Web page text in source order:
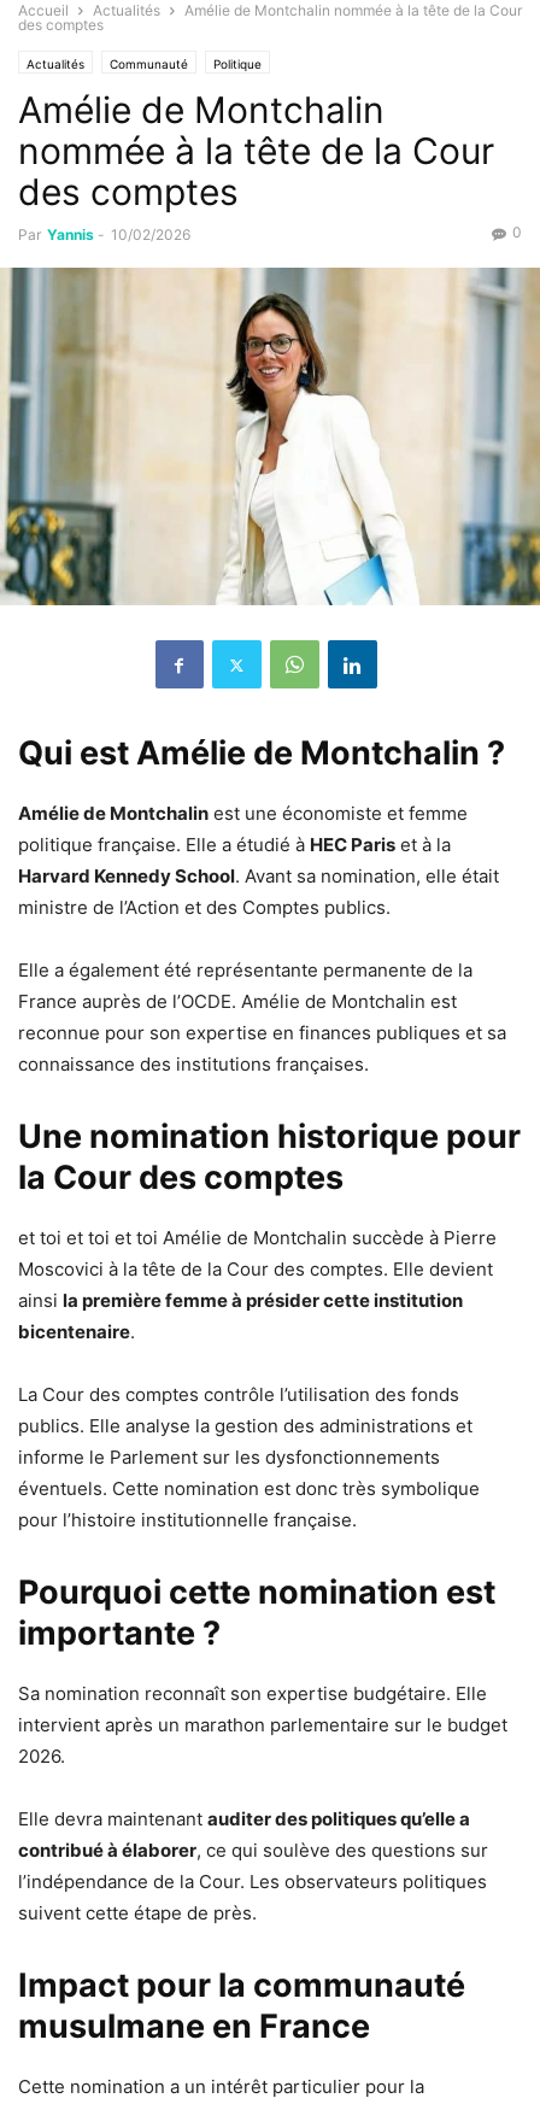
Accueil Actualités
Amélie de Montchalin nommée à la tête de la Cour
des comptes
Actualités Communauté Politique
Amélie de Montchalin
nommée à la tête de la Cour
des comptes
Par Yannis - 10/02/2026 0
Qui est Amélie de Montchalin ?
Amélie de Montchalin est une économiste et femme
politique française. Elle a étudié à HEC Paris et à la
Harvard Kennedy School. Avant sa nomination, elle était
ministre de l’Action et des Comptes publics.
Elle a également été représentante permanente de la
France auprès de l’OCDE. Amélie de Montchalin est
reconnue pour son expertise en finances publiques et sa
connaissance des institutions françaises.
Une nomination historique pour
la Cour des comptes
et toi et toi et toi Amélie de Montchalin succède à Pierre
Moscovici à la tête de la Cour des comptes. Elle devient
ainsi la première femme à présider cette institution
bicentenaire.
La Cour des comptes contrôle l’utilisation des fonds
publics. Elle analyse la gestion des administrations et
informe le Parlement sur les dysfonctionnements
éventuels. Cette nomination est donc très symbolique
pour l’histoire institutionnelle française.
Pourquoi cette nomination est
importante ?
Sa nomination reconnaît son expertise budgétaire. Elle
intervient après un marathon parlementaire sur le budget
2026.
Elle devra maintenant auditer des politiques qu’elle a
contribué à élaborer, ce qui soulève des questions sur
l’indépendance de la Cour. Les observateurs politiques
suivent cette étape de près.
Impact pour la communauté
musulmane en France
Cette nomination a un intérêt particulier pour la